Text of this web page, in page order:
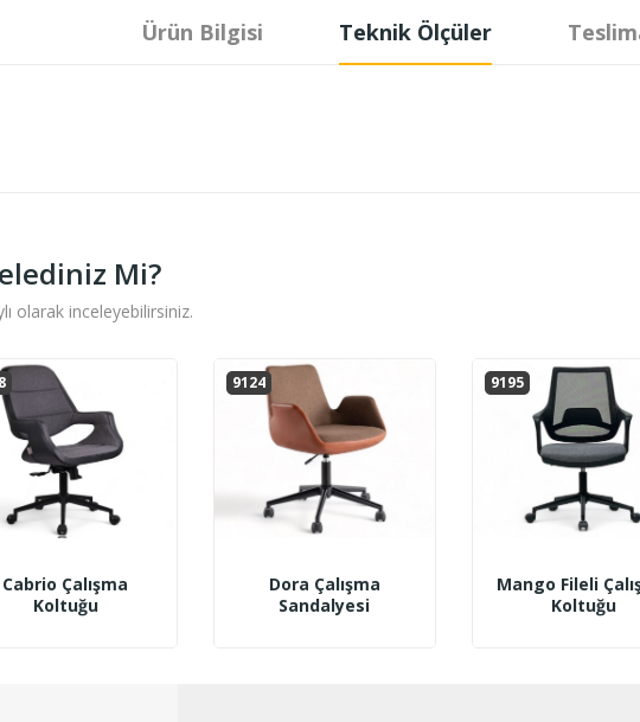
Ürün Bilgisi Teknik Ölçüler
Mi?
olarak inceleyebilirsiniz.
Cabrio Çalışma
Koltuğu
9124
Dora Çalışma
Sandalyesi
9195
Mango Fileli
Koltuğu